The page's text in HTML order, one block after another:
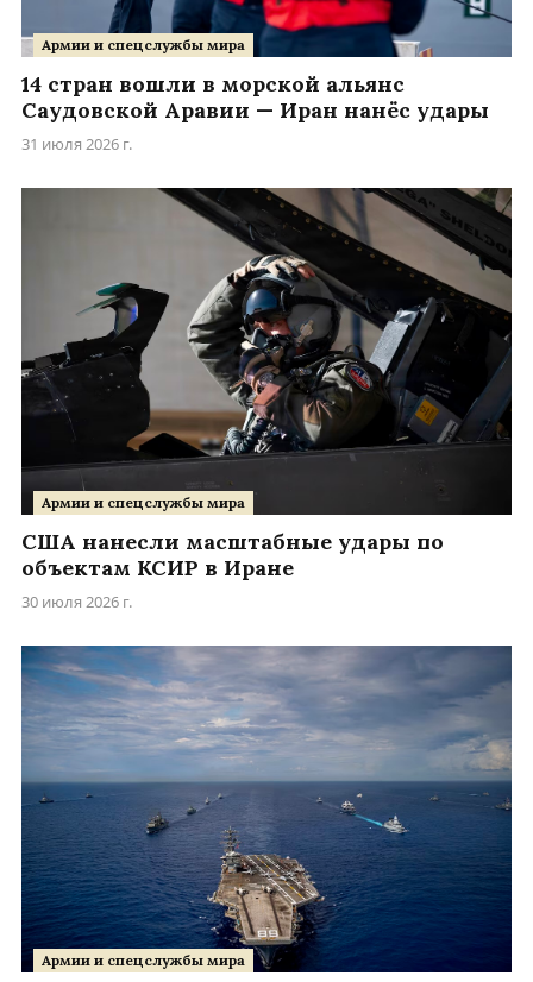
Армии и спецслужбы мира
14 стран вошли в морской альянс
Саудовской Аравии — Иран нанёс удары
31 июля 2026 г.
Армии и спецслужбы мира
США нанесли масштабные удары по
объектам КСИР в Иране
30 июля 2026 г.
Армии и спецслужбы мира